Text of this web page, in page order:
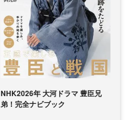
NHK2026年 大河ドラマ 豊臣兄
弟！完全ナビブック